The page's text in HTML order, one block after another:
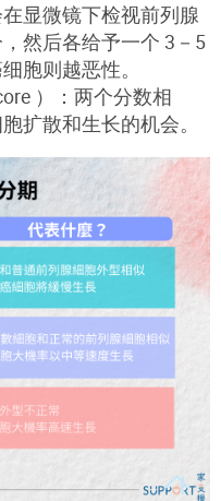
显微镜下检视前列腺
然后各给予一个 3－5
胞则越恶性。
）：两个分数相
扩散和生长的机会。